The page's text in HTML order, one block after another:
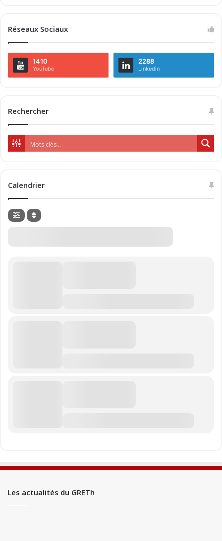
Réseaux Sociaux
1410
YouTube
2288
Linkedin
Rechercher
Calendrier
Les actualités du GRETh